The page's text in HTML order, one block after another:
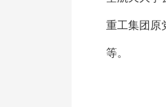
重工集团原
等。